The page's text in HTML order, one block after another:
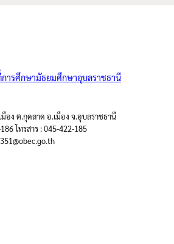
ารศึกษามัธยมศึกษาอุบลราชธานี
อง ต.กุดลาด อ.เมือง จ.อุบลราชธานี
โทรสาร : 045-422-185